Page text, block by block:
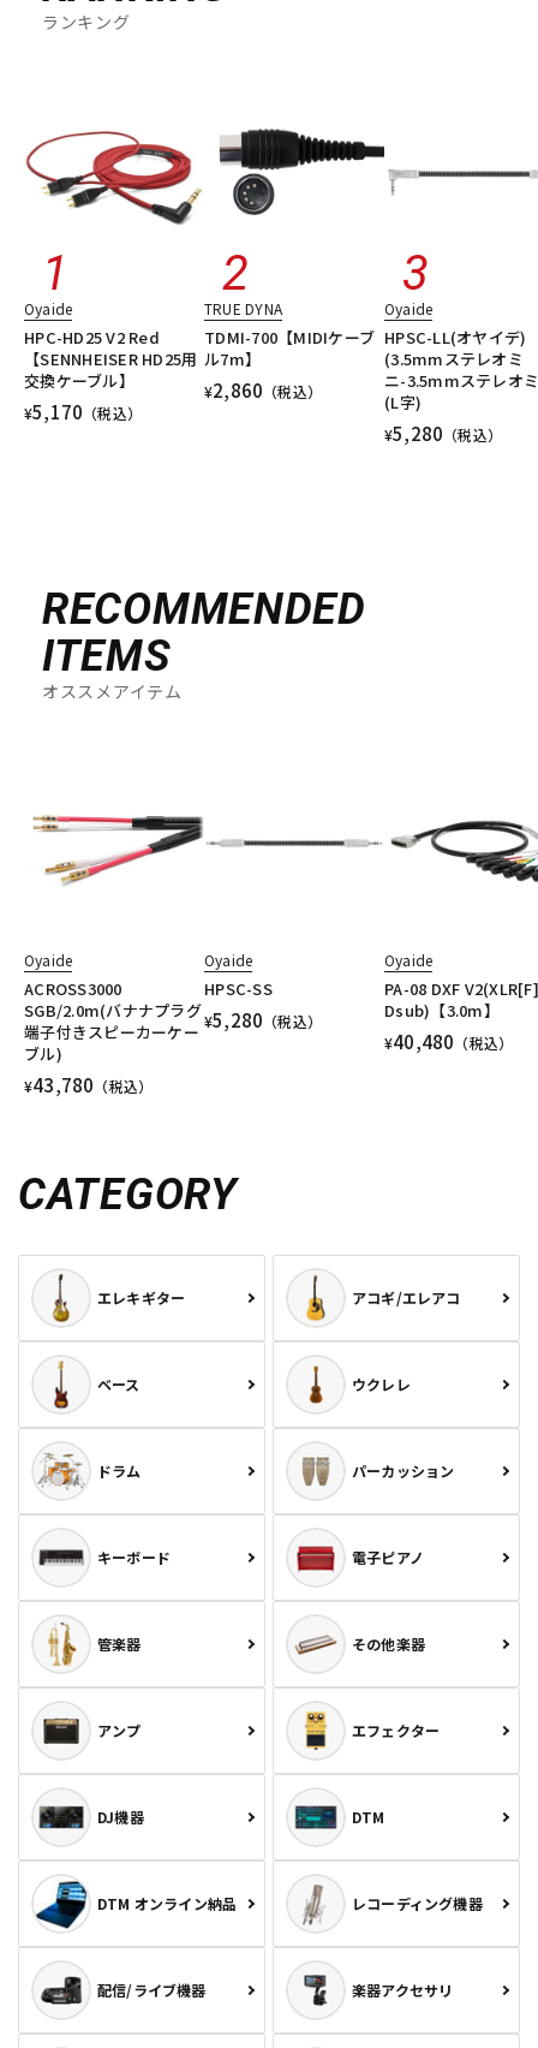
ランキング
Oyaide
HPC-HD25 V2 Red
【SENNHEISER HD25用
交換ケーブル】
¥5,170 （税込）
TRUE DYNA
TDMI-700【MIDIケーブ
ル7m】
¥2,860 （税込）
Oyaide
HPSC-LL(オヤイデ)
(3.5mmステレオミ
ニ-3.5mmステレオ
(L字)
¥5,280 （税込）
RECOMMENDED
ITEMS
オススメアイテム
Oyaide
ACROSS3000
SGB/2.0m(バナナプラグ
端子付きスピーカーケー
ブル)
¥43,780 （税込）
Oyaide
HPSC-SS
¥5,280 （税込）
Oyaide
PA-08 DXF
Dsub)【3.0m】
¥40,480 （税込）
CATEGORY
エレキギター アコギ/エレアコ
ベース ウクレレ
ドラム パーカッション
キーボード 電子ピアノ
管楽器 その他楽器
アンプ エフェクター
DJ機器 DTM
DTM オンライン納品 レコーディング機器
配信/ライブ機器 楽器アクセサリ